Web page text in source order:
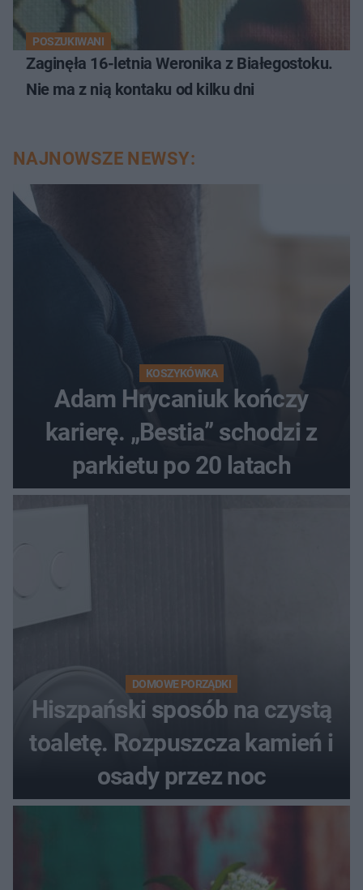
POSZUKIWANI
Zaginęła 16-letnia Weronika z Białegostoku.
Nie ma z nią kontaku od kilku dni
NAJNOWSZE NEWSY:
KOSZYKÓWKA
Adam Hrycaniuk kończy
karierę. „Bestia” schodzi z
parkietu po 20 latach
DOMOWE PORZĄDKI
Hiszpański sposób na czystą
toaletę. Rozpuszcza kamień i
osady przez noc